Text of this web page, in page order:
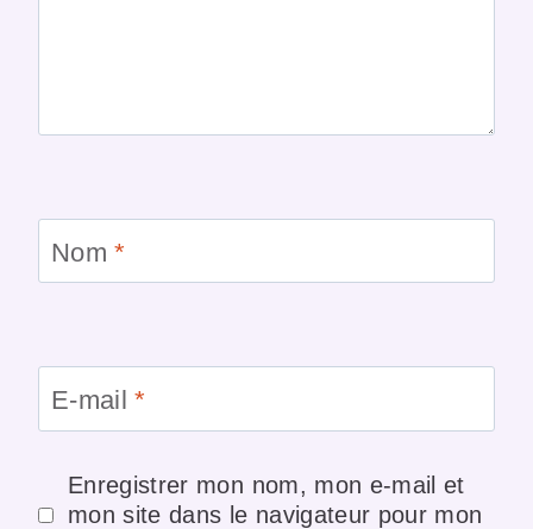
Nom*
E-mail*
Enregistrer mon nom, mon e-mail et
mon site dans le navigateur pour mon